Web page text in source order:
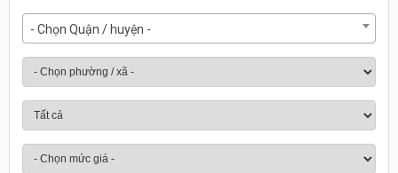
- Chọn Quận / huyện -